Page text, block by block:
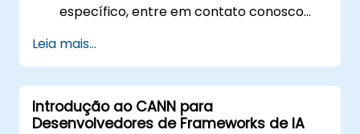
específico, entre em contato conosco
Leia mais...
Introdução ao CANN para
Desenvolvedores de Frameworks de IA